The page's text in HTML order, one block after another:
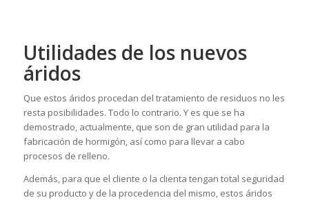
Utilidades de los nuevos
áridos
Que estos áridos procedan del tratamiento de residuos no les
resta posibilidades. Todo lo contrario. Y es que se ha
demostrado, actualmente, que son de gran utilidad para la
fabricación de hormigón, así como para llevar a cabo
procesos de relleno.
Además, para que el cliente o la clienta tengan total seguridad
de su producto y de la procedencia del mismo, estos áridos